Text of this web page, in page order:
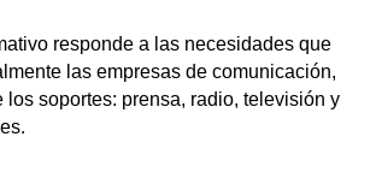
responde a las necesidades que
las empresas de comunicación,
los soportes: prensa, radio, televisión y